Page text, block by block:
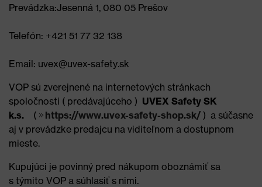
Prevádzka:Jesenná 1, 080 05 Prešov
Telefón: +421 51 77 32 138
Email: uvex@uvex-safety.sk
VOP sú zverejnené na internetových stránkach
spoločnosti ( predávajúceho ) UVEX Safety SK
k.s.
( https://www.uvex-safety-shop.sk/ ) a súčasne
aj v prevádzke predajcu na viditeľnom a dostupnom
mieste.
Kupujúci je povinný pred nákupom oboznámiť sa
s týmito VOP a súhlasiť s nimi.